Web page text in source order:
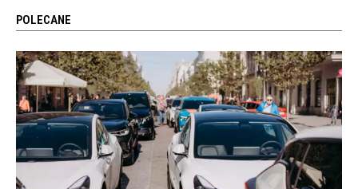
POLECANE